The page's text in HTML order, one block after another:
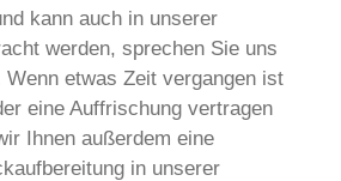
kann auch in unserer
werden, sprechen Sie uns
etwas Zeit vergangen ist
eine Auffrischung vertragen
Ihnen außerdem eine
in unserer